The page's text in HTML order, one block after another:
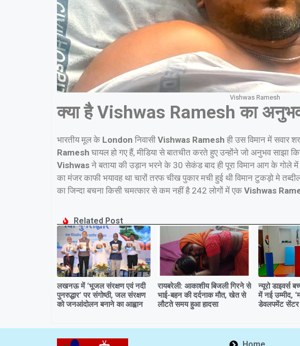
Vishwas Ramesh
क्या है Vishwas Ramesh का
भारतीय मूल के London निवासी Vishwas Ramesh ही उस विमान में सवार
Ramesh घायल हो गए हैं, मीडिया से बातचीत करते हुए उन्होंने जो अनुभव साझा
Vishwas ने बताया की उड़ान भरने के 30 सेकंड बाद ही पूरा विमान आग के गोले
का मंजर काफी भयावह था चारों तरफ चीख पुकार मची हुई थी विमान टुकड़ो मे
का जिन्दा बचना किसी चमत्कार से कम नहीं है 242 लोगों में एक Vishwas
Related Post
लखनऊ में ‘भूजल संरक्षण एवं नदी
पुनरुद्धार’ पर संगोष्ठी, जल संरक्षण
को जनआंदोलन बनाने का आह्वान
रायबरेली: आकाशीय बिजली गिरने से
भाई-बहन की दर्दनाक मौत, खेत से
लौटते समय हुआ हादसा
न्यूरो डाइवर्स
में नई उम्मीद,
डेवलपमेंट सेंटर